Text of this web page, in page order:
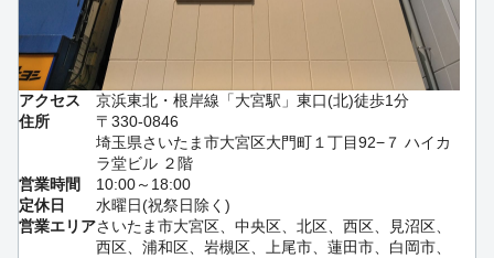
アクセス
京浜東北・根岸線「大宮駅」東口(北)徒歩1分
住所
〒330-0846
埼玉県さいたま市大宮区大門町１丁目92−７ ハイカ
ラ堂ビル ２階
営業時間
10:00～18:00
定休日
水曜日(祝祭日除く)
営業エリアさいたま市大宮区、中央区、北区、西区、見沼区、
西区、浦和区、岩槻区、上尾市、蓮田市、白岡市、